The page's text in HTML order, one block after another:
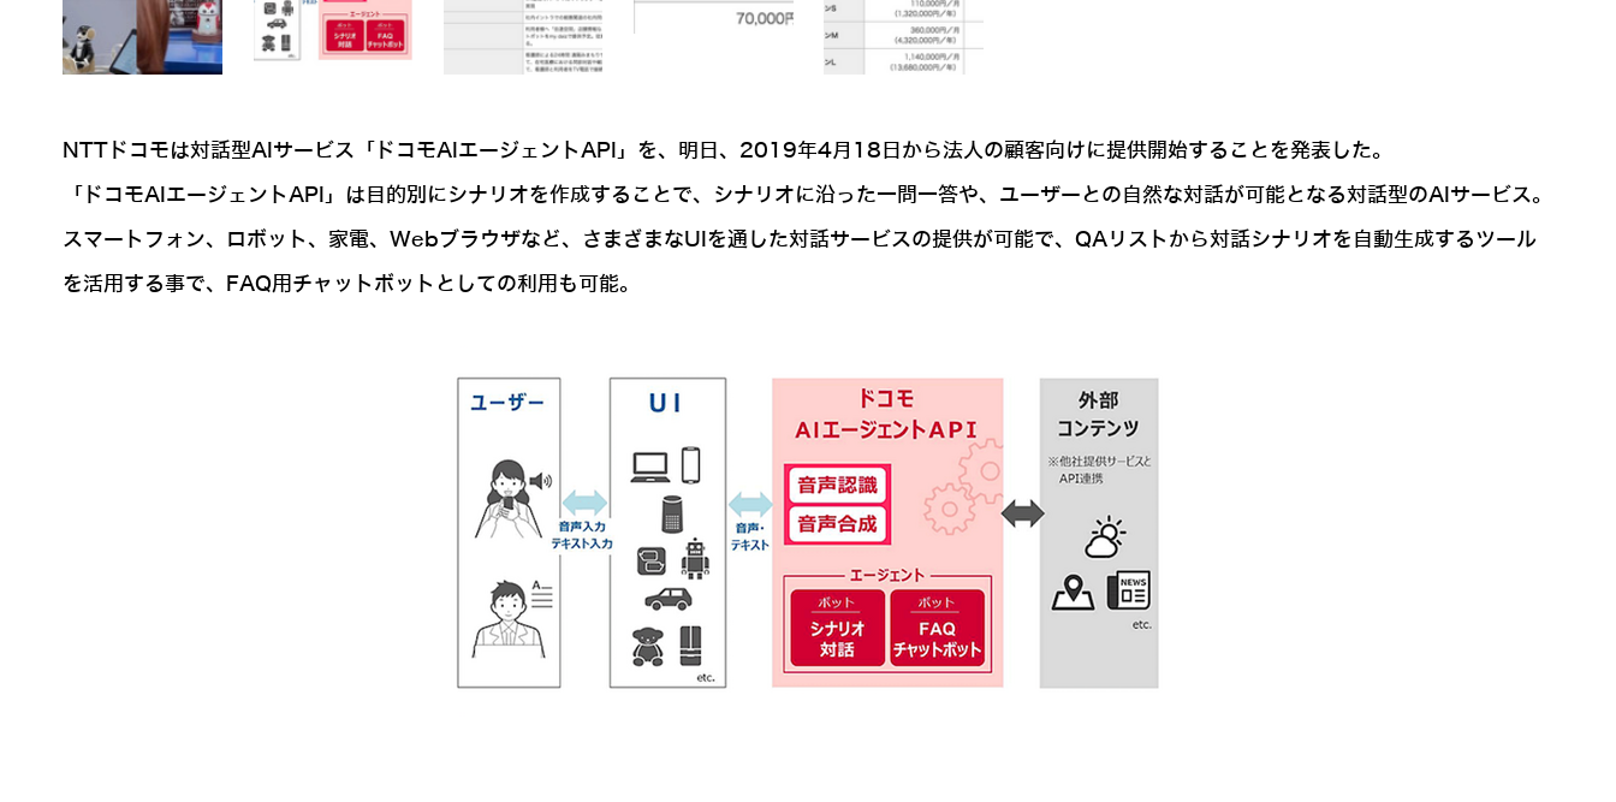
NTTドコモは対話型AIサービス「ドコモAIエージェントAPI」を、明日、2019年4月18日から法人の顧客向けに提供開始することを発表した。
「ドコモAIエージェントAPI」は目的別にシナリオを作成することで、シナリオに沿った一問一答や、ユーザーとの自然な対話が可能となる対話型のAIサービス。
スマートフォン、ロボット、家電、Webブラウザなど、さまざまなUIを通した対話サービスの提供が可能で、QAリストから対話シナリオを自動生成するツール
を活用する事で、FAQ用チャットボットとしての利用も可能。